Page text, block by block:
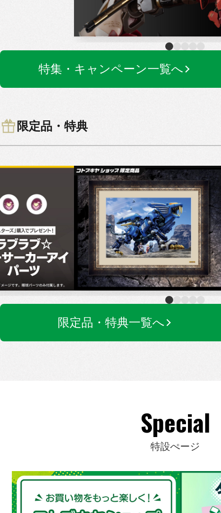
特集・キャンペーン一覧へ
限定品・特典
限定品・特典一覧へ
Special
特設ぺージ